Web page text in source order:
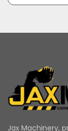
Jax Machinery,